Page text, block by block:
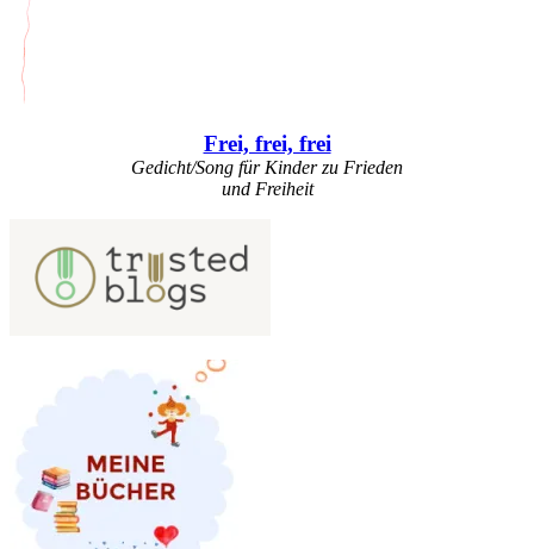
Frei, frei, frei
Gedicht/Song für Kinder zu Frieden
und Freiheit